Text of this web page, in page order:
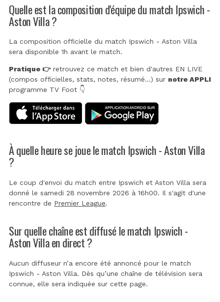
Quelle est la composition d'équipe du match Ipswich -
Aston Villa ?
La composition officielle du match Ipswich - Aston Villa
sera disponible 1h avant le match.
Pratique 👉retrouvez ce match et bien d'autres EN LIVE
(compos officielles, stats, notes, résumé...) sur notre APPLI
programme TV Foot 👇
À quelle heure se joue le match Ipswich - Aston Villa
?
Le coup d'envoi du match entre Ipswich et Aston Villa sera
donné le samedi 28 novembre 2026 à 16h00. Il s'agit d'une
rencontre de Premier League.
Sur quelle chaîne est diffusé le match Ipswich -
Aston Villa en direct ?
Aucun diffuseur n’a encore été annoncé pour le match
Ipswich - Aston Villa. Dès qu’une chaîne de télévision sera
connue, elle sera indiquée sur cette page.